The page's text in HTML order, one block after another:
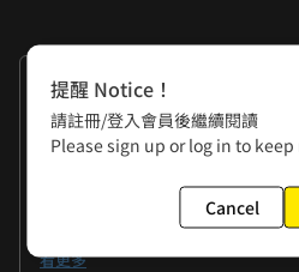
曉君
曉夏
曉君：最近迷上芋頭❤❤做了芋泥
算做芋泥涼圓…自己做自己吃，
看更多
提醒 Notice！
請註冊/登入會員後繼續閱讀
Please sign up or log in to
Cancel